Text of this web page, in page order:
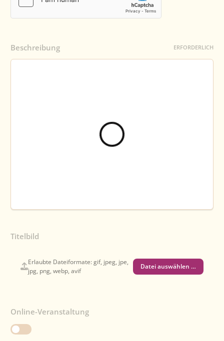
Beschreibung ERFORDERLICH
Titelbild
Erlaubte Dateiformate: gif, jpeg, jpe,
jpg, png, webp, avif
Datei auswählen …
Online-Veranstaltung